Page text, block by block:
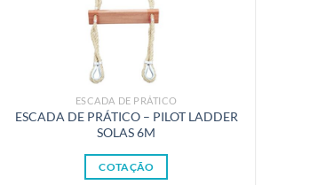
ESCADA DE PRÁTICO
ESCADA DE PRÁTICO – PILOT LADDER
SOLAS 6M
COTAÇÃO